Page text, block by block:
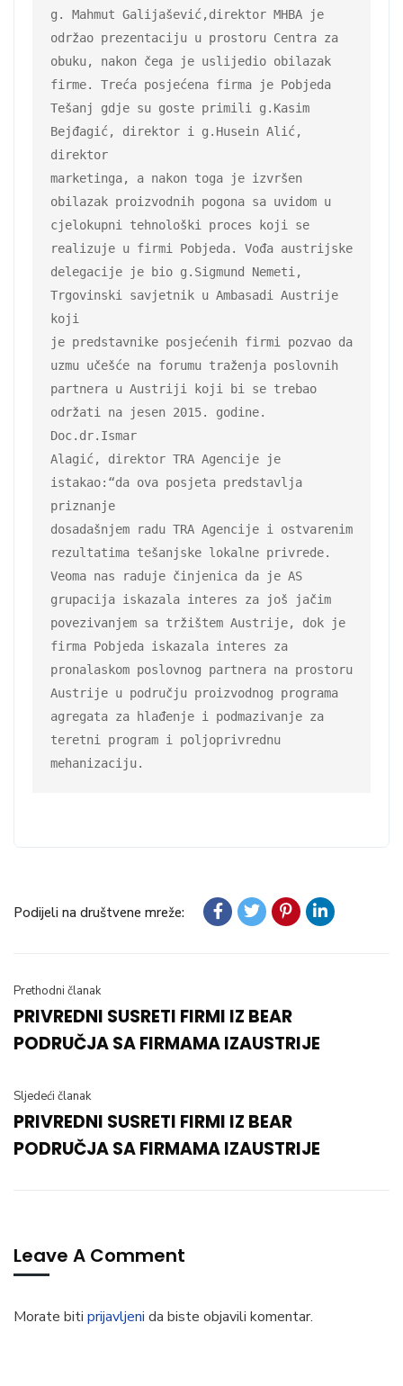
g. Mahmut Galijašević,direktor MHBA je
održao prezentaciju u prostoru Centra za
obuku, nakon čega je uslijedio obilazak
firme. Treća posjećena firma je Pobjeda
Tešanj gdje su goste primili g.Kasim
Bejđagić, direktor i g.Husein Alić,
direktor
marketinga, a nakon toga je izvršen
obilazak proizvodnih pogona sa uvidom u
cjelokupni tehnološki proces koji se
realizuje u firmi Pobjeda. Vođa austrijske
delegacije je bio g.Sigmund Nemeti,
Trgovinski savjetnik u Ambasadi Austrije
koji
je predstavnike posjećenih firmi pozvao da
uzmu učešće na forumu traženja poslovnih
partnera u Austriji koji bi se trebao
održati na jesen 2015. godine.
Doc.dr.Ismar
Alagić, direktor TRA Agencije je
istakao:“da ova posjeta predstavlja
priznanje
dosadašnjem radu TRA Agencije i ostvarenim
rezultatima tešanjske lokalne privrede.
Veoma nas raduje činjenica da je AS
grupacija iskazala interes za još jačim
povezivanjem sa tržištem Austrije, dok je
firma Pobjeda iskazala interes za
pronalaskom poslovnog partnera na prostoru
Austrije u području proizvodnog programa
agregata za hlađenje i podmazivanje za
teretni program i poljoprivrednu
mehanizaciju.
Podijeli na društvene mreže:
Prethodni članak
PRIVREDNI SUSRETI FIRMI IZ BEAR
PODRUČJA SA FIRMAMA IZAUSTRIJE
Sljedeći članak
PRIVREDNI SUSRETI FIRMI IZ BEAR
PODRUČJA SA FIRMAMA IZAUSTRIJE
Leave A Comment
Morate biti prijavljeni da biste objavili komentar.